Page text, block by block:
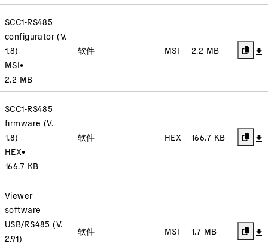
SCC1-RS485
configurator (V.
1.8)
MSI•
2.2 MB
软件 MSI 2.2 MB
SCC1-RS485
firmware (V.
1.8)
HEX•
166.7 KB
软件 HEX 166.7 KB
Viewer
software
USB/RS485 (V.
2.91)
软件 MSI 1.7 MB